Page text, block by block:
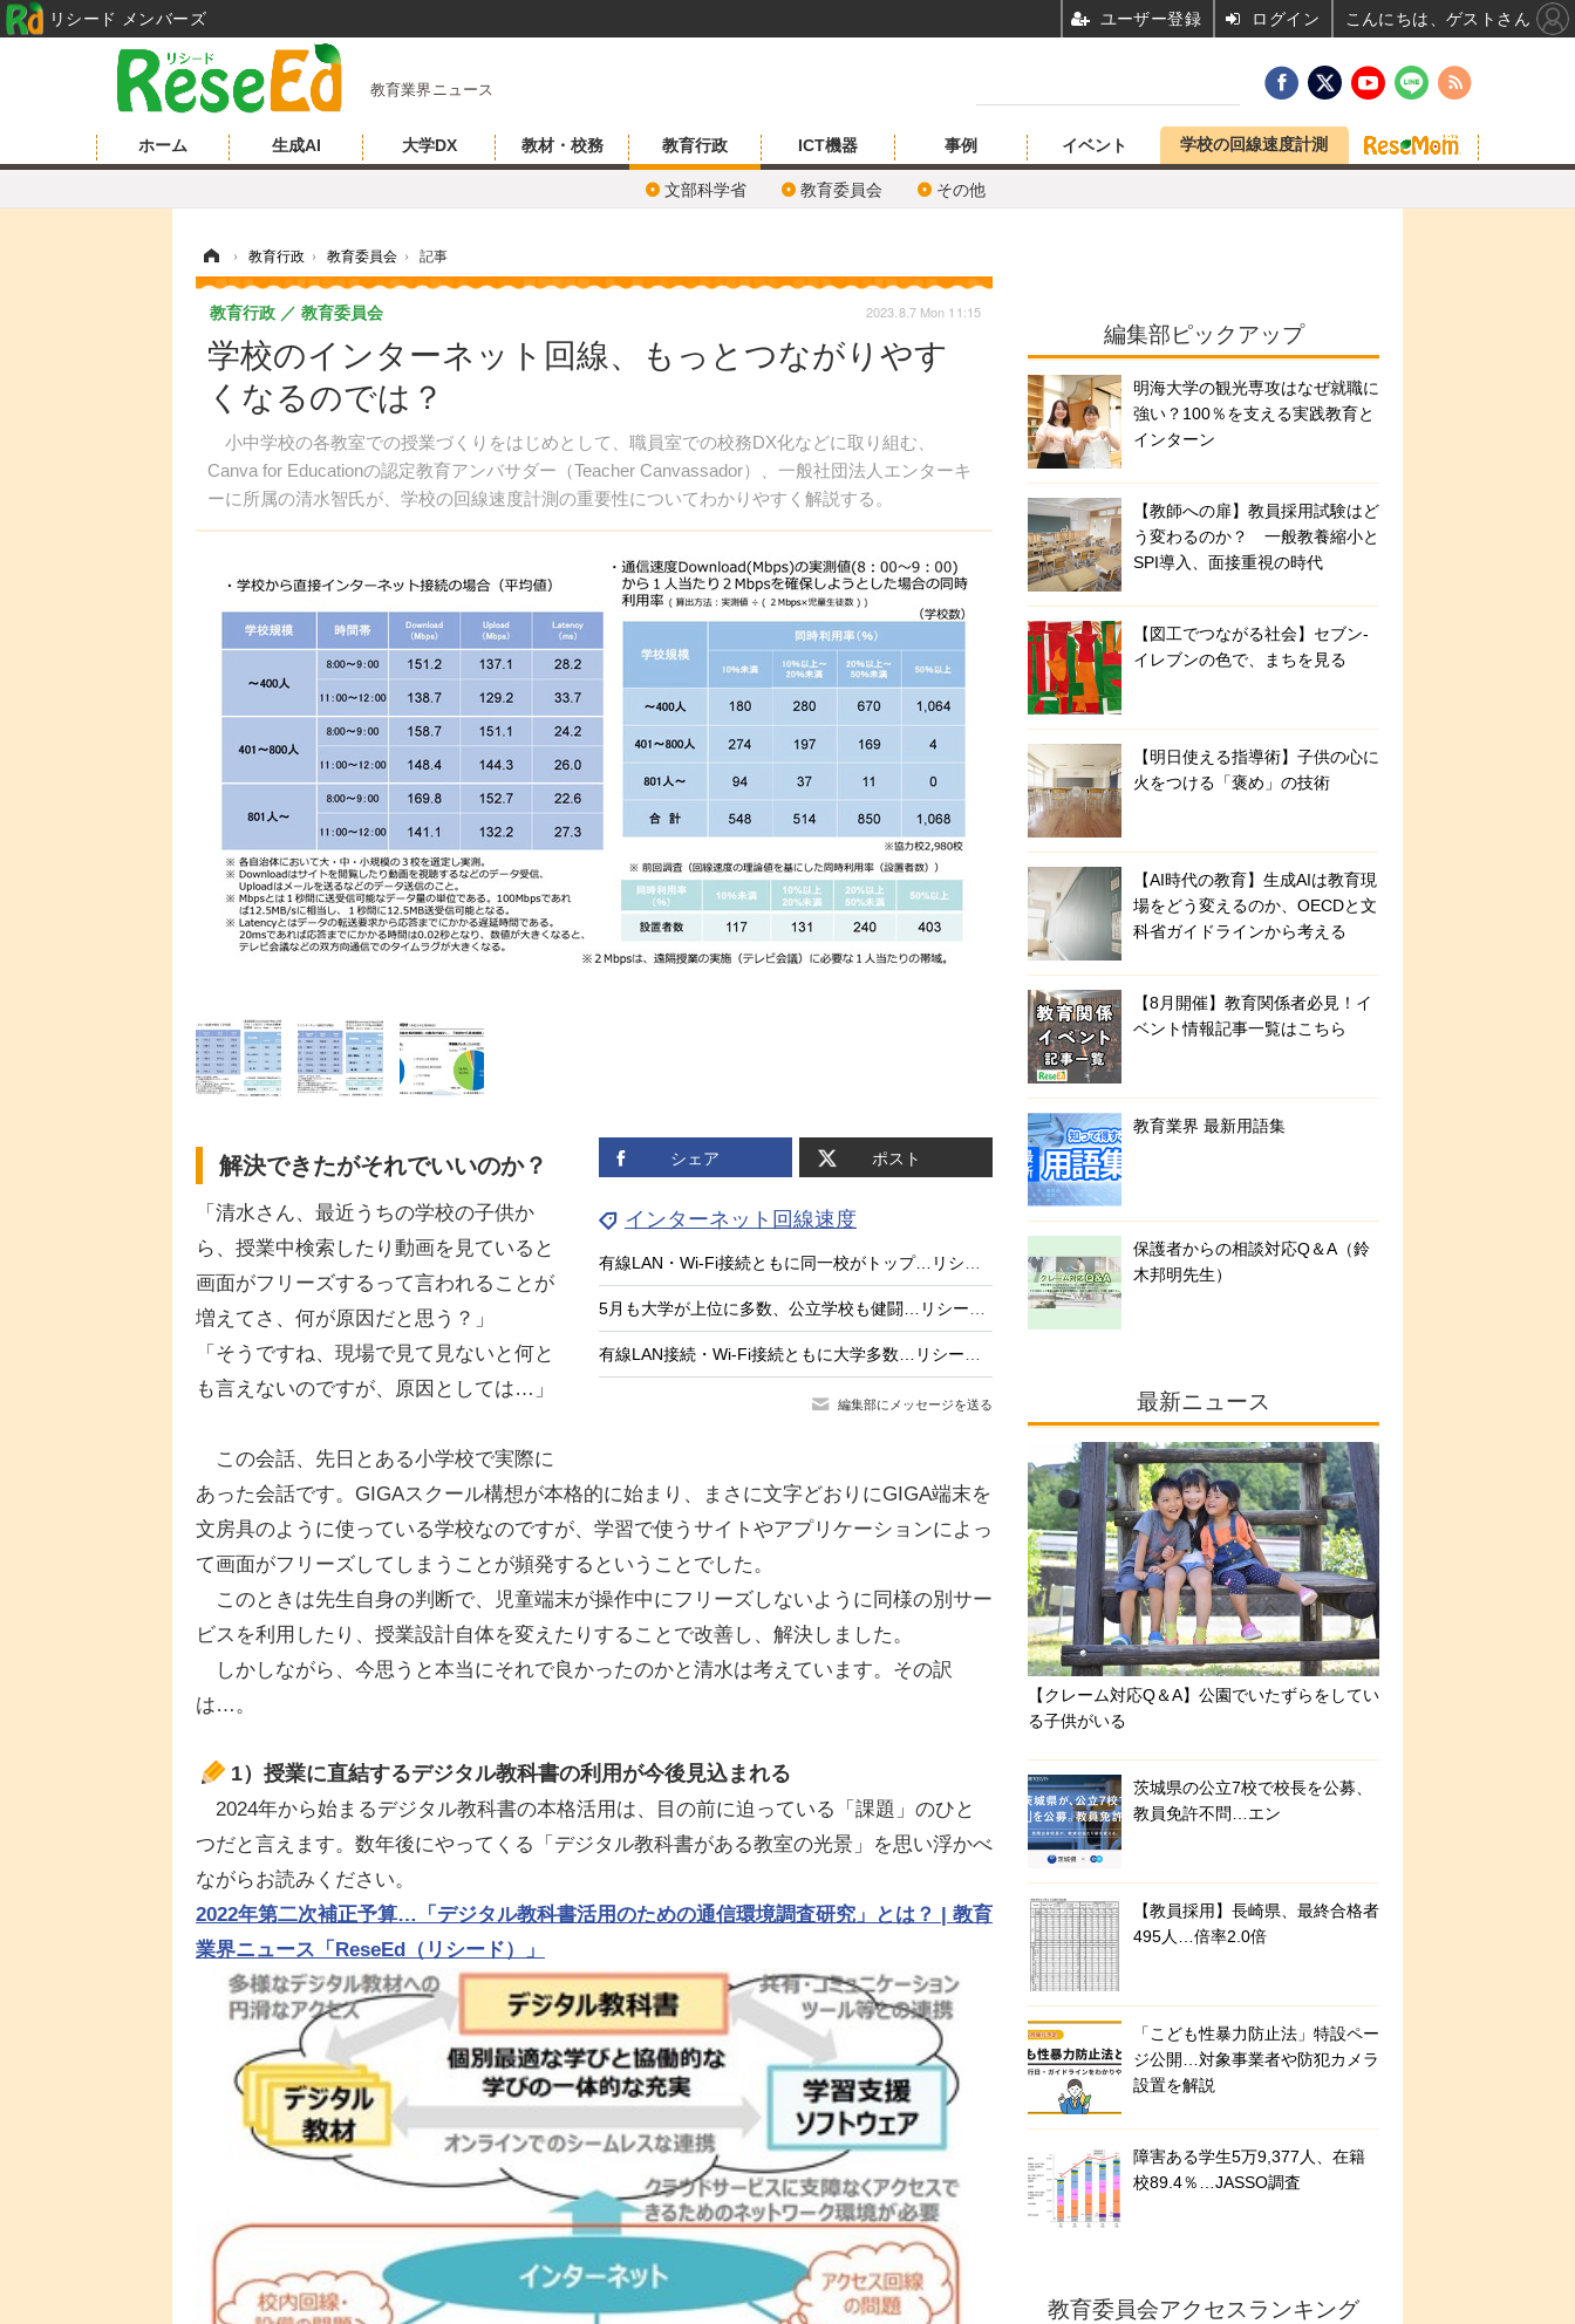
教育業界ニュース
ホーム 生成AI 大学DX 教材・校務 教育行政
文部科学省 教育委員会 その他
ICT機器 事例 イベント 学校の回線速度計測
› 教育行政 › 教育委員会 › 記事
学校のインターネット回線、もっとつながりやす
くなるのでは？
小中学校の各教室での授業づくりをはじめとして、職員室での校務DX化などに取り組む、
Canva for Educationの認定教育アンバサダー（Teacher Canvassador）、一般社団法人エンターキ
ーに所属の清水智氏が、学校の回線速度計測の重要性についてわかりやすく解説する。
教育行政 教育委員会 2023.8.7 Mon 11:15
シェア ポスト
インターネット回線速度
有線LAN・Wi‑Fi接続ともに同一校がトップ…リシード学校インターネット回線速度計測ランキング（2026年6月）
5月も大学が上位に多数、公立学校も健闘…リシード学校インターネット回線速度計測ランキング（2026年5月）
有線LAN接続・Wi-Fi接続ともに大学多数…リシード学校インターネット回線速度計測ランキング（2026年4月）
編集部にメッセージを送る
解決できたがそれでいいのか？
「清水さん、最近うちの学校の子供か
ら、授業中検索したり動画を見ていると
画面がフリーズするって言われることが
増えてさ、何が原因だと思う？」
「そうですね、現場で見て見ないと何と
も言えないのですが、原因としては…」
この会話、先日とある小学校で実際に
あった会話です。GIGAスクール構想が本格的に始まり、まさに文字どおりにGIGA端末を
文房具のように使っている学校なのですが、学習で使うサイトやアプリケーションによっ
て画面がフリーズしてしまうことが頻発するということでした。
このときは先生自身の判断で、児童端末が操作中にフリーズしないように同様の別サー
ビスを利用したり、授業設計自体を変えたりすることで改善し、解決しました。
しかしながら、今思うと本当にそれで良かったのかと清水は考えています。その訳
は…。
1）授業に直結するデジタル教科書の利用が今後見込まれる
2024年から始まるデジタル教科書の本格活用は、目の前に迫っている「課題」のひと
つだと言えます。数年後にやってくる「デジタル教科書がある教室の光景」を思い浮かべ
ながらお読みください。
2022年第二次補正予算…「デジタル教科書活用のための通信環境調査研究」とは？ | 教育
業界ニュース「ReseEd（リシード）」
編集部ピックアップ
明海大学の観光専攻はなぜ就職に
強い？100％を支える実践教育と
インターン
【教師への扉】教員採用試験はど
う変わるのか？ 一般教養縮小と
SPI導入、面接重視の時代
【図工でつながる社会】セブン‐
イレブンの色で、まちを見る
【明日使える指導術】子供の心に
火をつける「褒め」の技術
【AI時代の教育】生成AIは教育現
場をどう変えるのか、OECDと文
科省ガイドラインから考える
【8月開催】教育関係者必見！イ
ベント情報記事一覧はこちら
教育業界 最新用語集
保護者からの相談対応Q＆A（鈴
木邦明先生）
最新ニュース
【クレーム対応Q＆A】公園でいたずらをしてい
る子供がいる
茨城県の公立7校で校長を公募、
教員免許不問…エン
【教員採用】長崎県、最終合格者
495人…倍率2.0倍
「こども性暴力防止法」特設ペー
ジ公開…対象事業者や防犯カメラ
設置を解説
障害ある学生5万9,377人、在籍
校89.4％…JASSO調査
教育委員会アクセスランキング
リシード メンバーズ ユーザー登録 ログイン こんにちは、ゲストさん